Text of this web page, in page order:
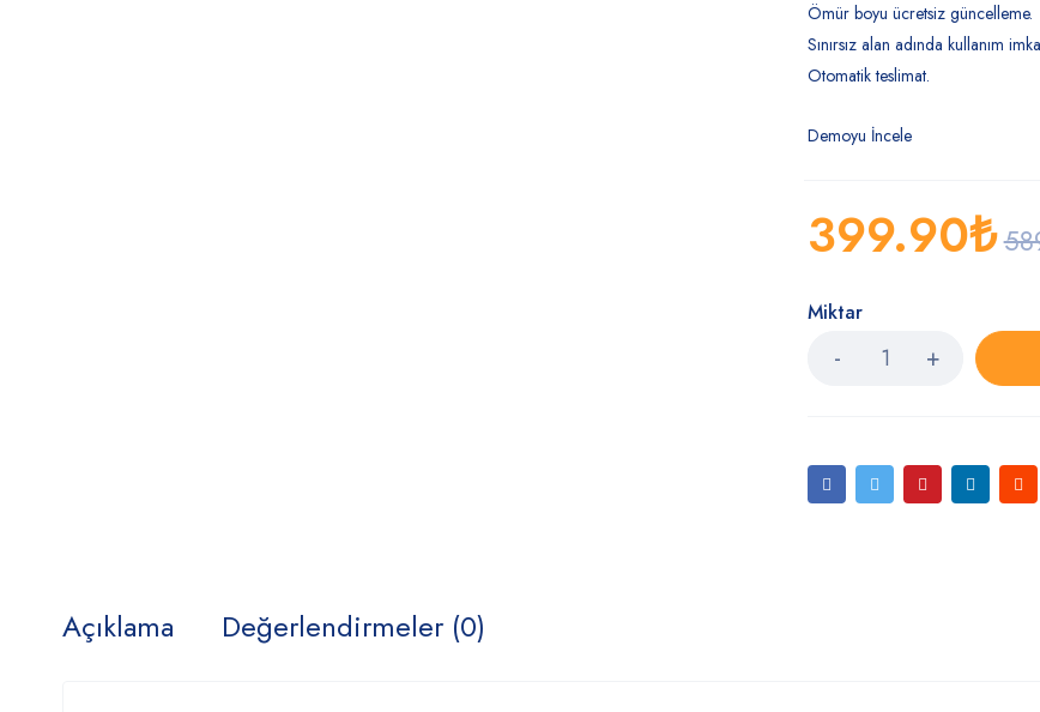
Ömür boyu ücretsiz güncelleme.
Sınırsız alan adında kullanım
Otomatik teslimat.
Demoyu İncele
399.90₺
Miktar
Açıklama Değerlendirmeler (0)